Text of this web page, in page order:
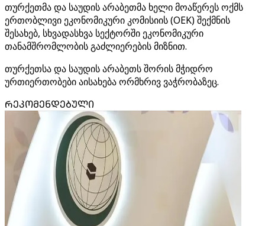
თურქეთმა და საუდის არაბეთმა ხელი მოაწერეს ოქმს
ერთობლივი ეკონომიკური კომისიის (OEK) შექმნის
შესახებ, სხვადასხვა სექტორში ეკონომიკური
თანამშრომლობის გაძლიერების მიზნით.
თურქეთსა და საუდის არაბეთს შორის მჭიდრო
ურთიერთობები აისახება ორმხრივ ვაჭრობაზეც.
ᲠᲔᲙᲝᲛᲔᲜᲓᲔᲑᲣᲚᲘ